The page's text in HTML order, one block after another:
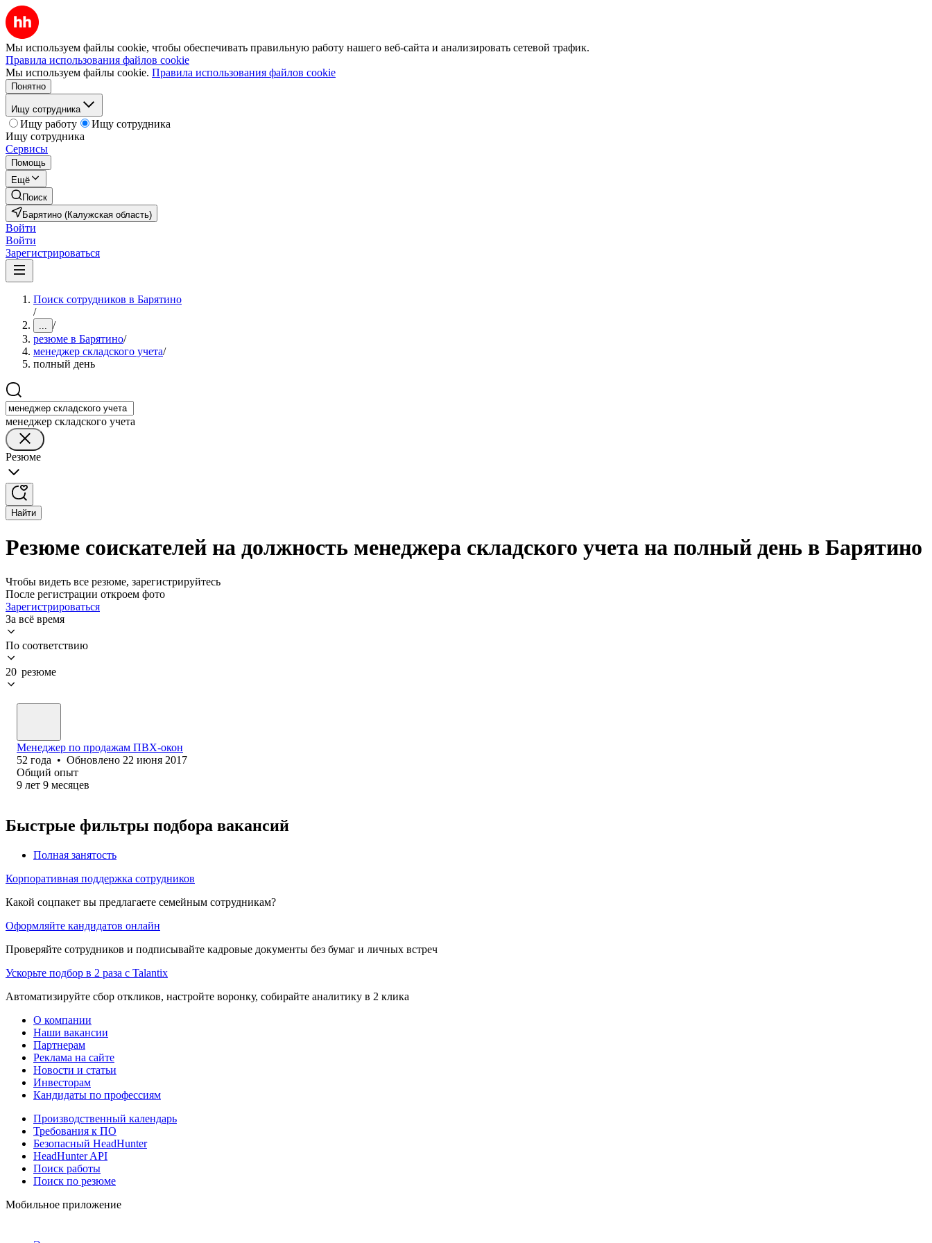
Мы используем файлы cookie, чтобы обеспечивать правильную работу нашего веб-сайта и анализировать сетевой трафик.
Правила использования файлов cookie
Мы используем файлы cookie. Правила использования файлов cookie
Понятно
Ищу сотрудника
Ищу работу
Ищу сотрудника
Ищу сотрудника
Сервисы
Помощь
Ещё
Поиск
Барятино (Калужская область)
Войти
Войти
Зарегистрироваться
Поиск сотрудников в Барятино
/
... /
резюме в Барятино/
менеджер складского учета/
полный день
менеджер складского учета
Резюме
Найти
Резюме соискателей на должность менеджера складского учета на полный день в Барятино
Чтобы видеть все резюме, зарегистрируйтесь
После регистрации откроем фото
Зарегистрироваться
За всё время
По соответствию
20 резюме
Менеджер по продажам ПВХ-окон
52 года • Обновлено 22 июня 2017
Общий опыт
9 лет 9 месяцев
Быстрые фильтры подбора вакансий
Полная занятость
Корпоративная поддержка сотрудников
Какой соцпакет вы предлагаете семейным сотрудникам?
Оформляйте кандидатов онлайн
Проверяйте сотрудников и подписывайте кадровые документы без бумаг и личных встреч
Ускорьте подбор в 2 раза с Talantix
Автоматизируйте сбор откликов, настройте воронку, собирайте аналитику в 2 клика
О компании
Наши вакансии
Партнерам
Реклама на сайте
Новости и статьи
Инвесторам
Кандидаты по профессиям
Производственный календарь
Требования к ПО
Безопасный HeadHunter
HeadHunter API
Поиск работы
Поиск по резюме
Мобильное приложение